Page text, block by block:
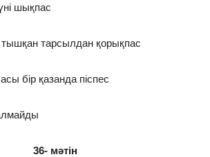
шықпас
тышқан тарсылдан қорықпас
бір қазанда піспес
36- мәтін